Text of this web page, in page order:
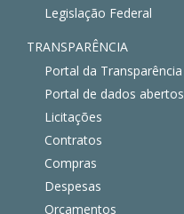
Legislação Federal
TRANSPARÊNCIA
Portal da Transparência
Portal de dados abertos
Licitações
Contratos
Compras
Despesas
Orçamentos